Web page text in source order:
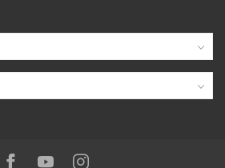
Volg ons op:Facebook
YoutubeInstagram